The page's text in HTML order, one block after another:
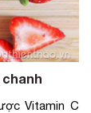
Vitamin C